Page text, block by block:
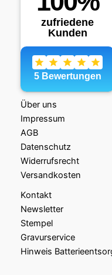
Über uns
Impressum
AGB
Datenschutz
Widerrufsrecht
Versandkosten
Kontakt
Newsletter
Stempel
Gravurservice
Hinweis